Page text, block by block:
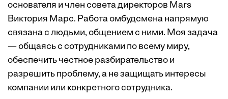
основателя и член совета директоров Mars
Виктория Марс. Работа омбудсмена напрямую
связана с людьми, общением с ними. Моя задача
— общаясь с сотрудниками по всему миру,
обеспечить честное разбирательство и
разрешить проблему, а не защищать интересы
компании или конкретного сотрудника.